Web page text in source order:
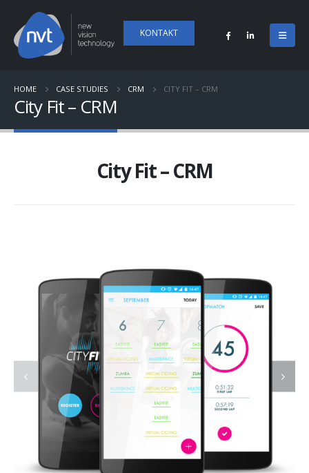
KONTAKT
HOME CASE STUDIES CRM CITY FIT – CRM
City Fit – CRM
City Fit – CRM